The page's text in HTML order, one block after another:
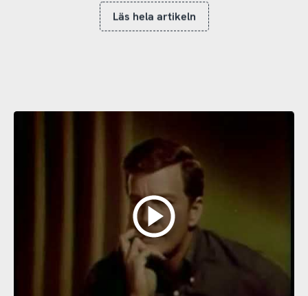
Läs hela artikeln